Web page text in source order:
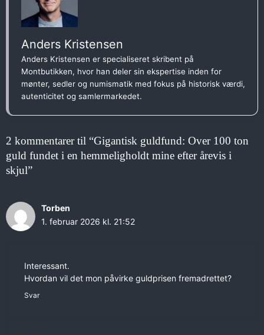
Anders Kristensen
Anders Kristensen er specialiseret skribent på
Montbutikken, hvor han deler sin ekspertise inden for
mønter, sedler og numismatik med fokus på historisk værdi,
autenticitet og samlermarkedet.
2 kommentarer til “Gigantisk guldfund: Over 100 ton
guld fundet i en hemmeligholdt mine efter årevis i
skjul”
Torben
1. februar 2026 kl. 21:52
Interessant.
Hvordan vil det mon påvirke guldprisen fremadrettet?
Svar